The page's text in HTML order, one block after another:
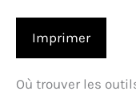
Imprimer
Où trouver les